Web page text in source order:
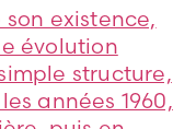
existence,
évolution
structure,
années 1960,